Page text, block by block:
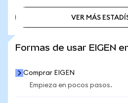
VER MÁS
Formas de usar EIGEN
Comprar EIGEN
Empieza en pocos pasos.